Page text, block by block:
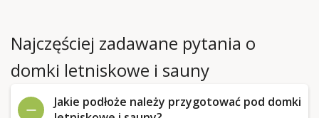
Najczęściej zadawane pytania o
domki letniskowe i sauny
Jakie podłoże należy przygotować pod domki